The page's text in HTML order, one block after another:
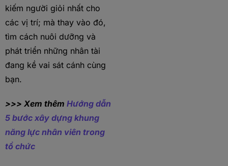
kiếm người giỏi nhất cho
các vị trí; mà thay vào đó,
tìm cách nuôi dưỡng và
phát triển những nhân tài
đang kề vai sát cánh cùng
bạn.
>>> Xem thêm Hướng dẫn
5 bước xây dựng khung
năng lực nhân viên trong
tổ chức